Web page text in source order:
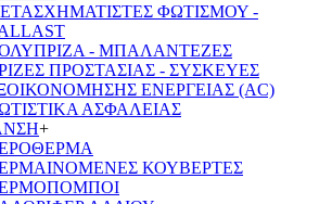
ΦΩΤΙΣΜΟΥ -
- ΜΠΑΛΑΝΤΕΖΕΣ
ΠΡΟΣΤΑΣΙΑΣ - ΣΥΣΚΕΥΕΣ
ΕΝΕΡΓΕΙΑΣ (AC)
ΑΣΦΑΛΕΙΑΣ
+
ΚΟΥΒΕΡΤΕΣ